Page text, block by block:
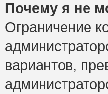
Почему я не
Ограничение
вариантов,